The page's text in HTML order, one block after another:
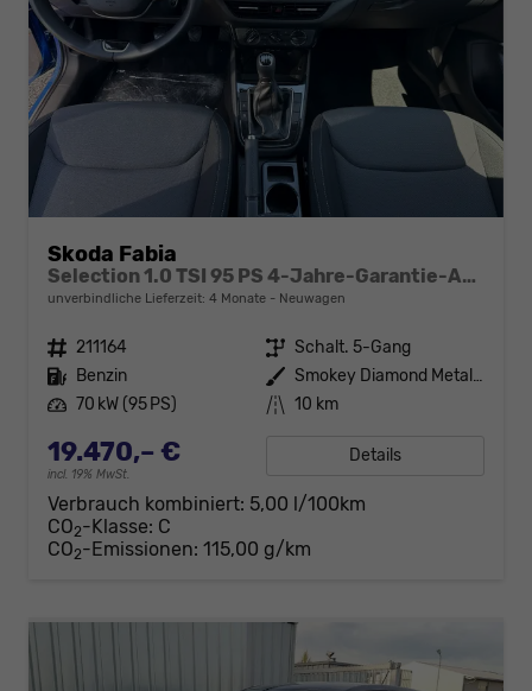
Skoda Fabia
Selection 1.0 TSI 95 PS 4-Jahre-Garantie-AppleCarPlay-AndroidAuto-LED-PDC-Sitzheizung-DAB-Klima
unverbindliche Lieferzeit: 4 Monate Neuwagen
Fahrzeugnr. 211164 Getriebe Schalt. 5-Gang
Kraftstoff Benzin Außenfarbe
Smokey Diamond Metallic
Leistung 70 kW (95 PS) Kilometerstand 10 km
19.470,– €
incl. 19% MwSt.
Details
Verbrauch kombiniert: 5,00 l/100km
CO2-Klasse: C
CO2-Emissionen: 115,00 g/km